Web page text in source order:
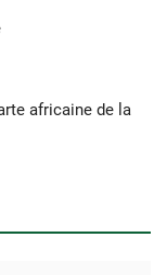
africaine de la